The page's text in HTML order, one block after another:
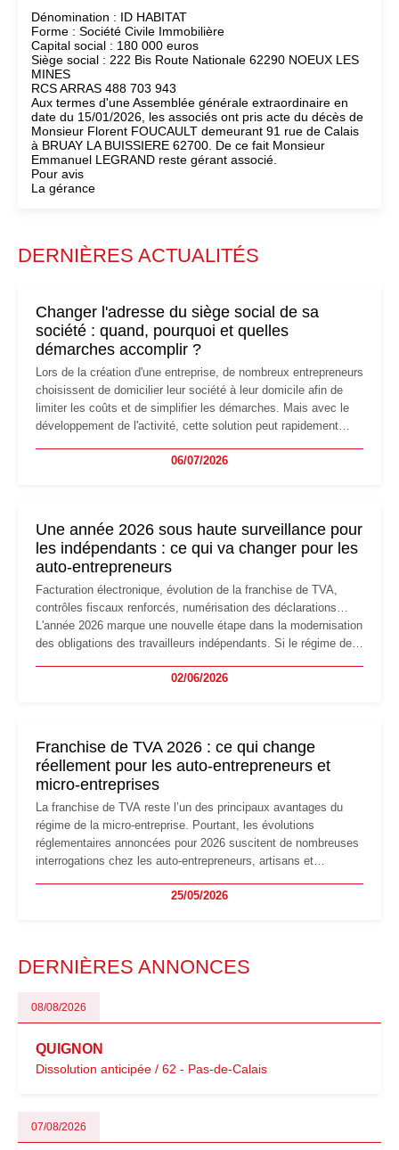
Dénomination : ID HABITAT
Forme : Société Civile Immobilière
Capital social : 180 000 euros
Siège social : 222 Bis Route Nationale 62290 NOEUX LES
MINES
RCS ARRAS 488 703 943
Aux termes d'une Assemblée générale extraordinaire en
date du 15/01/2026, les associés ont pris acte du décès de
Monsieur Florent FOUCAULT demeurant 91 rue de Calais
à BRUAY LA BUISSIERE 62700. De ce fait Monsieur
Emmanuel LEGRAND reste gérant associé.
Pour avis
La gérance
DERNIÈRES ACTUALITÉS
Changer l'adresse du siège social de sa
société : quand, pourquoi et quelles
démarches accomplir ?
Lors de la création d'une entreprise, de nombreux entrepreneurs
choisissent de domicilier leur société à leur domicile afin de
limiter les coûts et de simplifier les démarches. Mais avec le
développement de l'activité, cette solution peut rapidement
professionnels, recrutement, image de marque… Le
06/07/2026
Une année 2026 sous haute surveillance pour
les indépendants : ce qui va changer pour les
auto-entrepreneurs
Facturation électronique, évolution de la franchise de TVA,
contrôles fiscaux renforcés, numérisation des déclarations…
L'année 2026 marque une nouvelle étape dans la modernisation
des obligations des travailleurs indépendants. Si le régime de
les auto-entrepreneurs devront s'adapter à un environnement
02/06/2026
Franchise de TVA 2026 : ce qui change
réellement pour les auto-entrepreneurs et
micro-entreprises
La franchise de TVA reste l’un des principaux avantages du
régime de la micro-entreprise. Pourtant, les évolutions
réglementaires annoncées pour 2026 suscitent de nombreuses
interrogations chez les auto-entrepreneurs, artisans et
facturation ou risque de bascule vers la TVA : les règles
25/05/2026
DERNIÈRES ANNONCES
08/08/2026
QUIGNON
Dissolution anticipée / 62 - Pas-de-Calais
07/08/2026